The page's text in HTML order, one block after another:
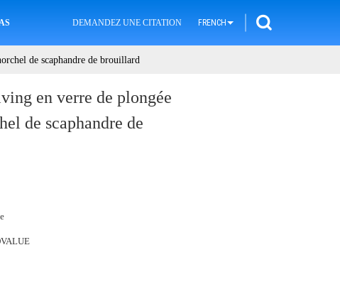
DEMANDEZ UNE CITATION FRENCH
de scaphandre de brouillard
en verre de plongée
de scaphandre de